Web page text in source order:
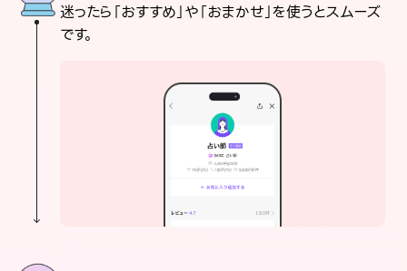
迷ったら「おすすめ」や「おまかせ」を使うとスムーズ
です。